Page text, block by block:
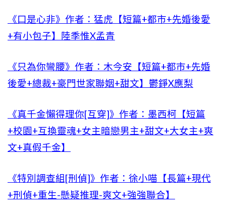
《口是心非》作者：猛虎【短篇+都市+先婚後愛
+有小包子】陸季惟X孟青
《只為你彎腰》作者：木今安【短篇+都市+先婚
後愛+總裁+豪門世家聯姻+甜文】鬱錚X應梨
《真千金懶得理你[互穿]》作者：墨西柯【短篇
+校園+互換靈魂+女主暗戀男主+甜文+大女主+爽
文+真假千金】
《特別調查組[刑偵]》作者：徐小喵【長篇+現代
+刑偵+重生-懸疑推理-爽文+強強聯合】